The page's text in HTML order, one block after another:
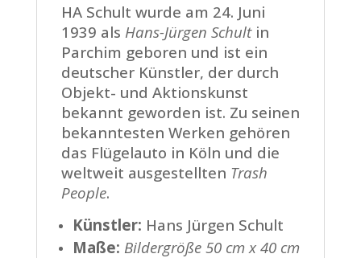
HA Schult wurde am 24. Juni
1939 als Hans-Jürgen Schultin
Parchim geboren und ist ein
deutscher Künstler, der durch
Objekt- und Aktionskunst
bekannt geworden ist. Zu seinen
bekanntesten Werken gehören
das Flügelauto in Köln und die
weltweit ausgestellten Trash
People.
Künstler: Hans Jürgen Schult
Maße: Bildergröße 50 cm x 40 cm